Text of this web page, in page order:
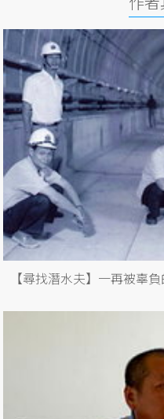
【尋找潛水夫】一再被辜